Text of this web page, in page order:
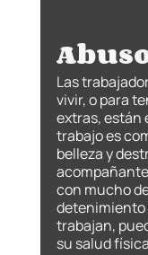
Las
vivir, o para
extras, están
trabajo es
belleza y
con mucho
detenimiento
trabajan,
su salud